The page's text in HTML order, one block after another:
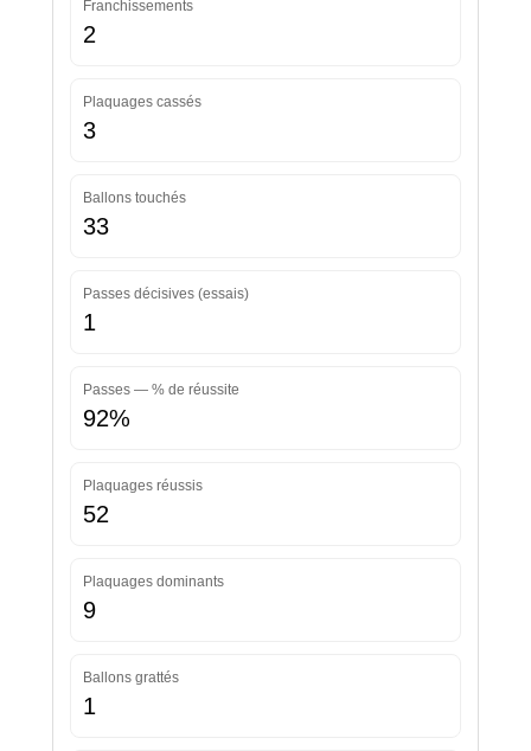
Franchissements
2
Plaquages cassés
3
Ballons touchés
33
Passes décisives (essais)
1
Passes — % de réussite
92%
Plaquages réussis
52
Plaquages dominants
9
Ballons grattés
1